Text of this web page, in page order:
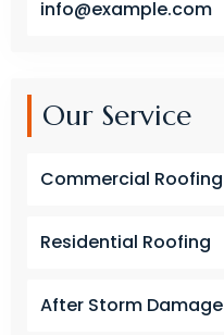
info@example.com
Our Service
Commercial Roofing
Residential Roofing
After Storm Damage